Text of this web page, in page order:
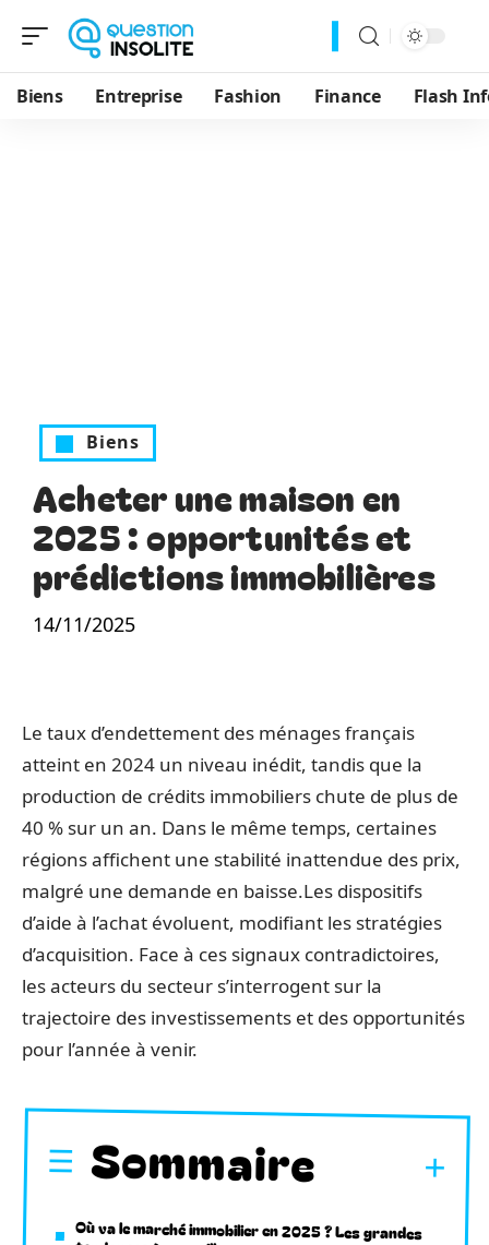
Biens Entreprise Fashion Finance Flash
Biens
Acheter une maison en
2025 : opportunités et
prédictions immobilières
14/11/2025
Le taux d’endettement des ménages français
atteint en 2024 un niveau inédit, tandis que la
production de crédits immobiliers chute de plus de
40 % sur un an. Dans le même temps, certaines
régions affichent une stabilité inattendue des prix,
malgré une demande en baisse.Les dispositifs
d’aide à l’achat évoluent, modifiant les stratégies
d’acquisition. Face à ces signaux contradictoires,
les acteurs du secteur s’interrogent sur la
trajectoire des investissements et des opportunités
pour l’année à venir.
Sommaire
Où va le marché immobilier en 2025 ? Les grandes